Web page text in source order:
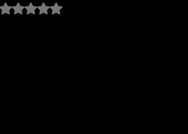
Mit NaN von 5 Sternen bewertet.